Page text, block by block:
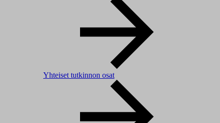
Yhteiset tutkinnon osat